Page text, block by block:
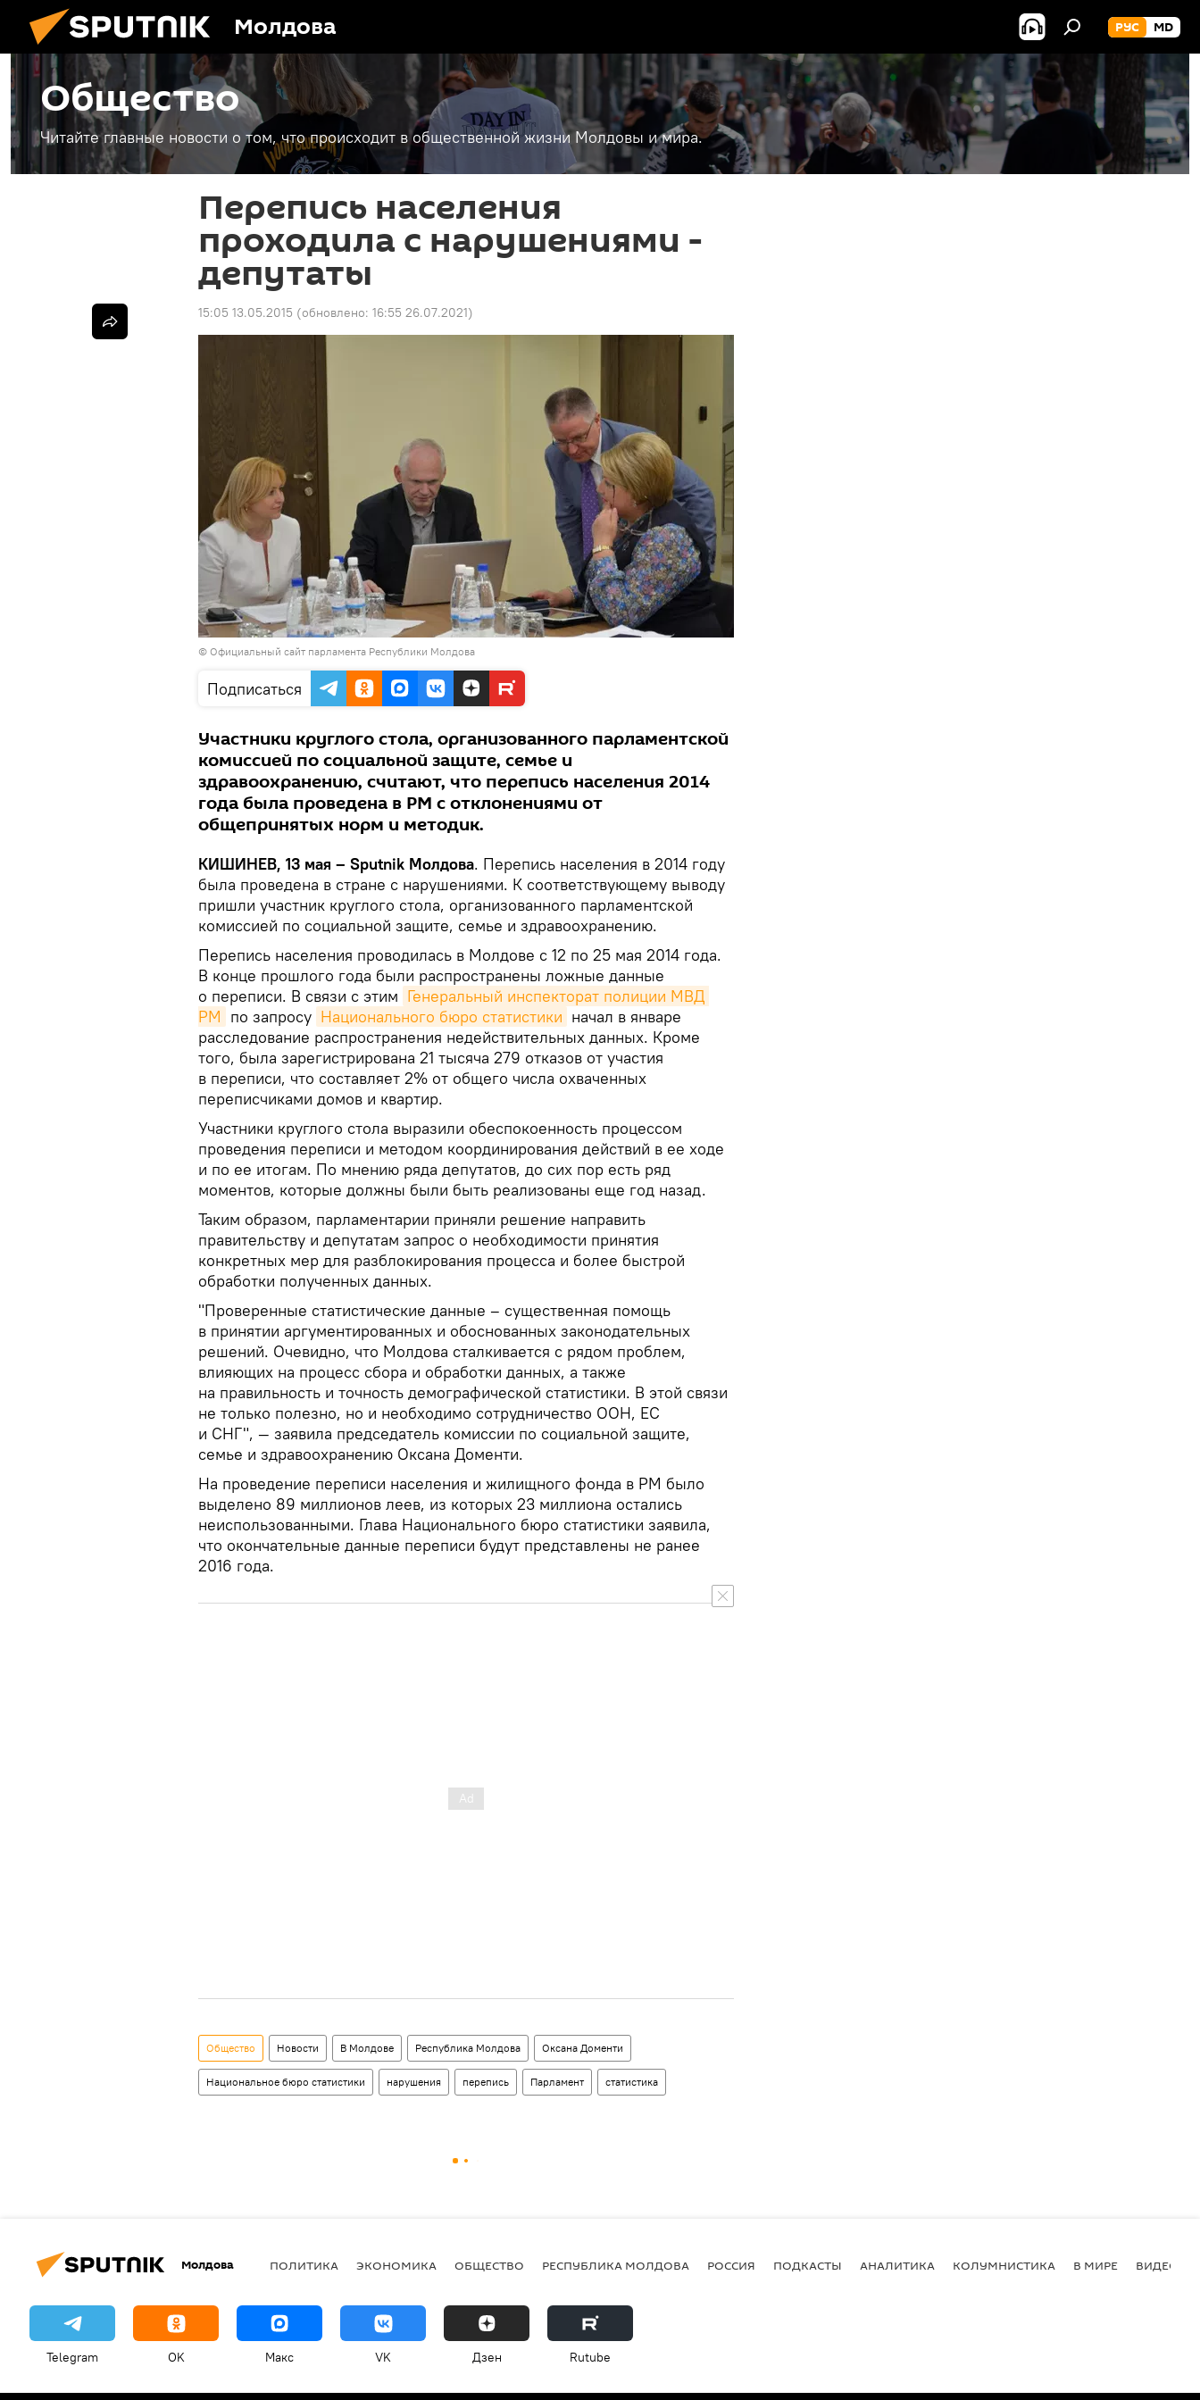
Молдова РУС MD
Общество
Читайте главные новости о том, что происходит в общественной жизни Молдовы и мира.
Перепись населения
проходила с нарушениями -
депутаты
15:05 13.05.2015 (обновлено: 16:55 26.07.2021)
© Официальный сайт парламента Республики Молдова
Подписаться
Участники круглого стола, организованного парламентской
комиссией по социальной защите, семье и
здравоохранению, считают, что перепись населения 2014
года была проведена в РМ с отклонениями от
общепринятых норм и методик.
КИШИНЕВ, 13 мая – Sputnik Молдова. Перепись населения в 2014 году
была проведена в стране с нарушениями. К соответствующему выводу
пришли участник круглого стола, организованного парламентской
комиссией по социальной защите, семье и здравоохранению.
Перепись населения проводилась в Молдове с 12 по 25 мая 2014 года.
В конце прошлого года были распространены ложные данные
о переписи. В связи с этим Генеральный инспекторат полиции МВД
РМ по запросу Национального бюро статистики начал в январе
расследование распространения недействительных данных. Кроме
того, была зарегистрирована 21 тысяча 279 отказов от участия
в переписи, что составляет 2% от общего числа охваченных
переписчиками домов и квартир.
Участники круглого стола выразили обеспокоенность процессом
проведения переписи и методом координирования действий в ее ходе
и по ее итогам. По мнению ряда депутатов, до сих пор есть ряд
моментов, которые должны были быть реализованы еще год назад.
Таким образом, парламентарии приняли решение направить
правительству и депутатам запрос о необходимости принятия
конкретных мер для разблокирования процесса и более быстрой
обработки полученных данных.
"Проверенные статистические данные – существенная помощь
в принятии аргументированных и обоснованных законодательных
решений. Очевидно, что Молдова сталкивается с рядом проблем,
влияющих на процесс сбора и обработки данных, а также
на правильность и точность демографической статистики. В этой связи
не только полезно, но и необходимо сотрудничество ООН, ЕС
и СНГ", — заявила председатель комиссии по социальной защите,
семье и здравоохранению Оксана Доменти.
На проведение переписи населения и жилищного фонда в РМ было
выделено 89 миллионов леев, из которых 23 миллиона остались
неиспользованными. Глава Национального бюро статистики заявила,
что окончательные данные переписи будут представлены не ранее
2016 года.
Общество Новости В Молдове Республика Молдова Оксана Доменти
Национальное бюро статистики нарушения перепись Парламент статистика
Молдова ПОЛИТИКА ЭКОНОМИКА ОБЩЕСТВО РЕСПУБЛИКА МОЛДОВА РОССИЯ ПОДКАСТЫ АНАЛИТИКА КОЛУМНИСТИКА В МИРЕ ВИДЕО
Telegram OK Макс VK Дзен Rutube